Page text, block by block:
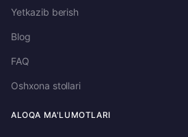
Yetkazib berish
Blog
FAQ
Oshxona stollari
ALOQA MA'LUMOTLARI